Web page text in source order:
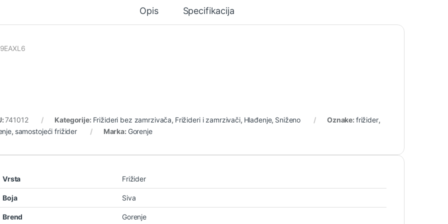
Opis Specifikacija
741012 Kategorije: Frižideri bez zamrzivača, Frižideri i zamrzivači, Hlađenje, Sniženo Oznake: frižider,
, samostojeći frižider Marka: Gorenje
Vrsta Frižider
Boja Siva
Brend Gorenje